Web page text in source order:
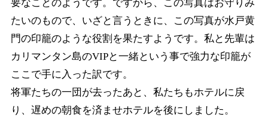
要なことのようです。ですから、この写真はお守りみ
たいのもので、いざと言うときに、この写真が水戸黄
門の印籠のような役割を果たすようです。私と先輩は
カリマンタン島のVIPと一緒という事で強力な印籠が
ここで手に入った訳です。
将軍たちの一団が去ったあと、私たちもホテルに戻
り、遅めの朝食を済ませホテルを後にしました。